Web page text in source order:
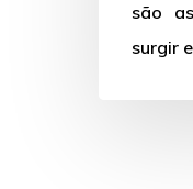
são
surgir